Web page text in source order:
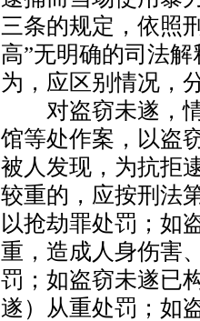
三条的规定，依照
高”无明确的司法
为，应区别情况，
对盗窃未遂，情
馆等处作案，以盗
被人发现，为抗拒
较重的，应按刑法
以抢劫罪处罚；如
重，造成人身伤害
罚；如盗窃未遂已
遂）从重处罚；如